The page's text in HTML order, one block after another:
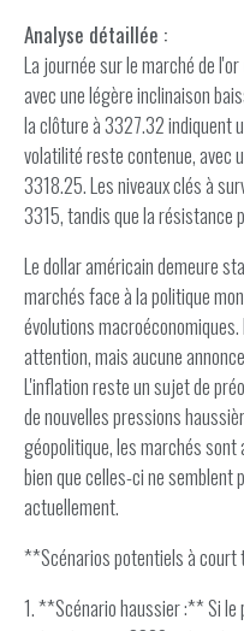
Analyse détaillée :
La journée sur le marché de
avec une légère inclinaison
la clôture à 3327.32 indiquent
volatilité reste contenue, avec
3318.25. Les niveaux clés à
3315, tandis que la résistance
Le dollar américain demeure
marchés face à la politique
évolutions
attention, mais aucune
L'inflation reste un sujet de
de nouvelles pressions
géopolitique, les marchés
bien que celles-ci ne
actuellement.
**Scénarios potentiels à court
1. **Scénario haussier :** Si